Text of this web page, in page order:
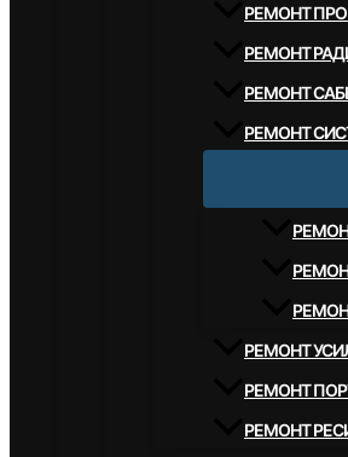
РЕМОНТ
РЕМОНТ
РЕМОНТ
РЕМОНТ
РЕМОНТ
РЕМОНТ
РЕМОНТ